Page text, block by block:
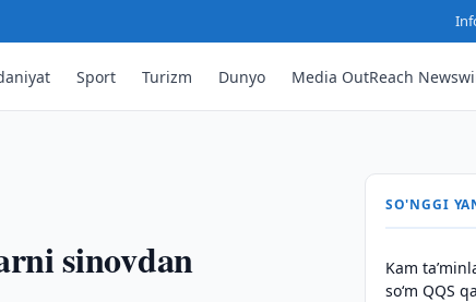
Sport Turizm Dunyo Media OutReach
sinovdan
SO'NGGI
Kam
so‘m QQS